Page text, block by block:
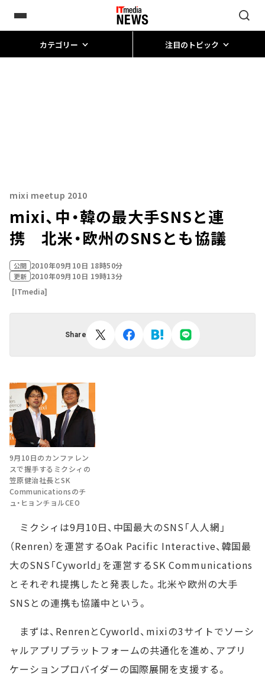
カテゴリー 注目のトピック
mixi meetup 2010
mixi、中・韓の最大手SNSと連
携 北米・欧州のSNSとも協議
公開 2010年09月10日 18時50分
更新 2010年09月10日 19時13分
[ITmedia]
Share
9月10日のカンファレン
スで握手するミクシィの
笠原健治社長とSK
Communicationsのチ
ュ・ヒョンチョルCEO
ミクシィは9月10日、中国最大のSNS「人人網」
（Renren）を運営するOak Pacific Interactive、韓国最
大のSNS「Cyworld」を運営するSK Communications
とそれぞれ提携したと発表した。北米や欧州の大手
SNSとの連携も協議中という。
まずは、RenrenとCyworld、mixiの3サイトでソーシ
ャルアプリプラットフォームの共通化を進め、アプリ
ケーションプロバイダーの国際展開を支援する。